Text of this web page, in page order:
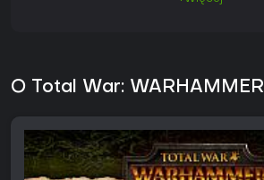
O Total War: WARHAMMER